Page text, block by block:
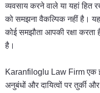
व्यवसाय करने वाले या यहां हित
को समझना वैकल्पिक नहीं है।
कोई समझौता आपकी रक्षा
है।
Karanfiloglu Law Firm एक
अनुबंधों और दायित्वों पर तुर्की